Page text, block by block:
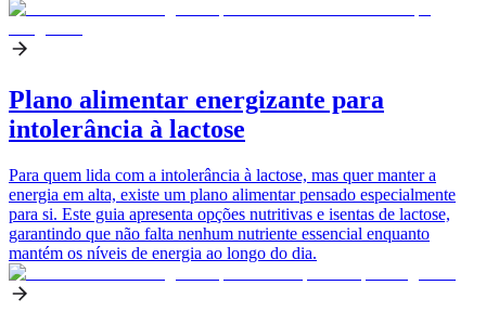
Plano alimentar energizante para
intolerância à lactose
Para quem lida com a intolerância à lactose, mas quer manter a
energia em alta, existe um plano alimentar pensado especialmente
para si. Este guia apresenta opções nutritivas e isentas de lactose,
garantindo que não falta nenhum nutriente essencial enquanto
mantém os níveis de energia ao longo do dia.